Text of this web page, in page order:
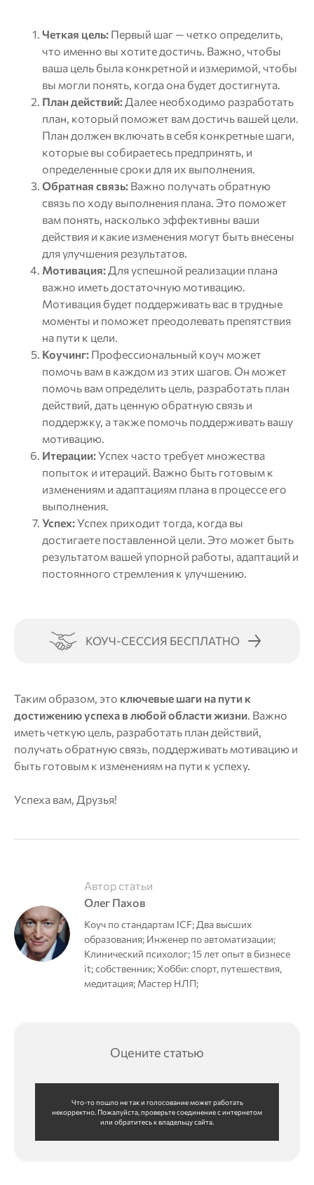
Четкая цель: Первый шаг — четко определить,
что именно вы хотите достичь. Важно, чтобы
ваша цель была конкретной и измеримой, чтобы
вы могли понять, когда она будет достигнута.
План действий: Далее необходимо разработать
план, который поможет вам достичь вашей цели.
План должен включать в себя конкретные шаги,
которые вы собираетесь предпринять, и
определенные сроки для их выполнения.
Обратная связь: Важно получать обратную
связь по ходу выполнения плана. Это поможет
вам понять, насколько эффективны ваши
действия и какие изменения могут быть внесены
для улучшения результатов.
Мотивация: Для успешной реализации плана
важно иметь достаточную мотивацию.
Мотивация будет поддерживать вас в трудные
моменты и поможет преодолевать препятствия
на пути к цели.
Коучинг: Профессиональный коуч может
помочь вам в каждом из этих шагов. Он может
помочь вам определить цель, разработать план
действий, дать ценную обратную связь и
поддержку, а также помочь поддерживать вашу
мотивацию.
Итерации:Успех часто требует множества
попыток и итераций. Важно быть готовым к
изменениям и адаптациям плана в процессе его
выполнения.
Успех:Успех приходит тогда, когда вы
достигаете поставленной цели. Это может быть
результатом вашей упорной работы, адаптаций и
постоянного стремления к улучшению.
КОУЧ-СЕССИЯ БЕСПЛАТНО
Таким образом, это ключевые шаги на пути к
достижению успеха в любой области жизни . Важно
иметь четкую цель, разработать план действий,
получать обратную связь, поддерживать мотивацию и
быть готовым к изменениям на пути к успеху.
Успеха вам, Друзья!
Автор статьи
Олег Пахов
Коуч по стандартам ICF; Два высших
образования; Инженер по автоматизации;
Клинический психолог; 15 лет опыт в бизнесе
it; собственник; Хобби: спорт, путешествия,
медитация; Мастер НЛП;
Оцените статью
Что-то пошло не так и голосование может работать
некорректно. Пожалуйста, проверьте соединение с интернетом
или обратитесь к владельцу сайта.